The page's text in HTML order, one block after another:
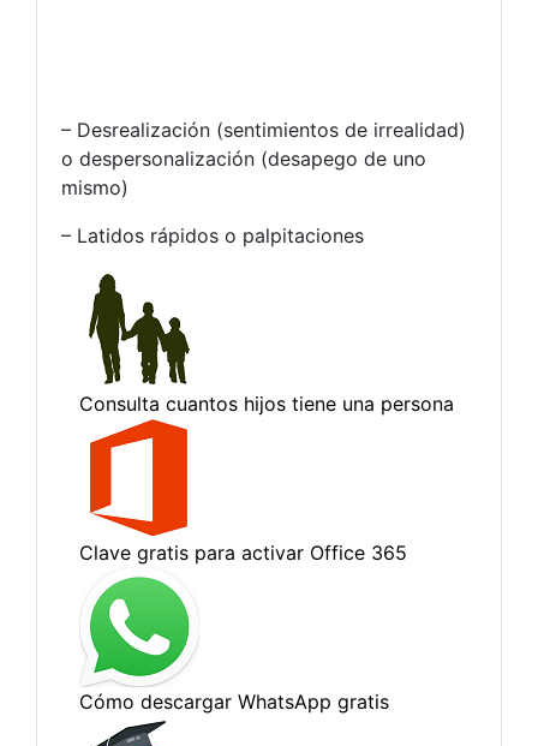
– Desrealización (sentimientos de irrealidad)
o despersonalización (desapego de uno
mismo)
– Latidos rápidos o palpitaciones